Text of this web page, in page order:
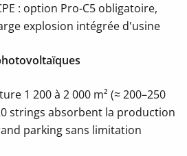
: option Pro-C5 obligatoire,
explosion intégrée d'usine
1 200 à 2 000 m² (≈ 200–250
strings absorbent la production
parking sans limitation